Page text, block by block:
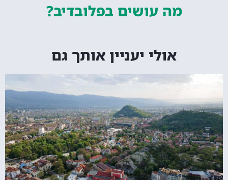
מה עושים בפלובדיב?
אולי יעניין אותך גם